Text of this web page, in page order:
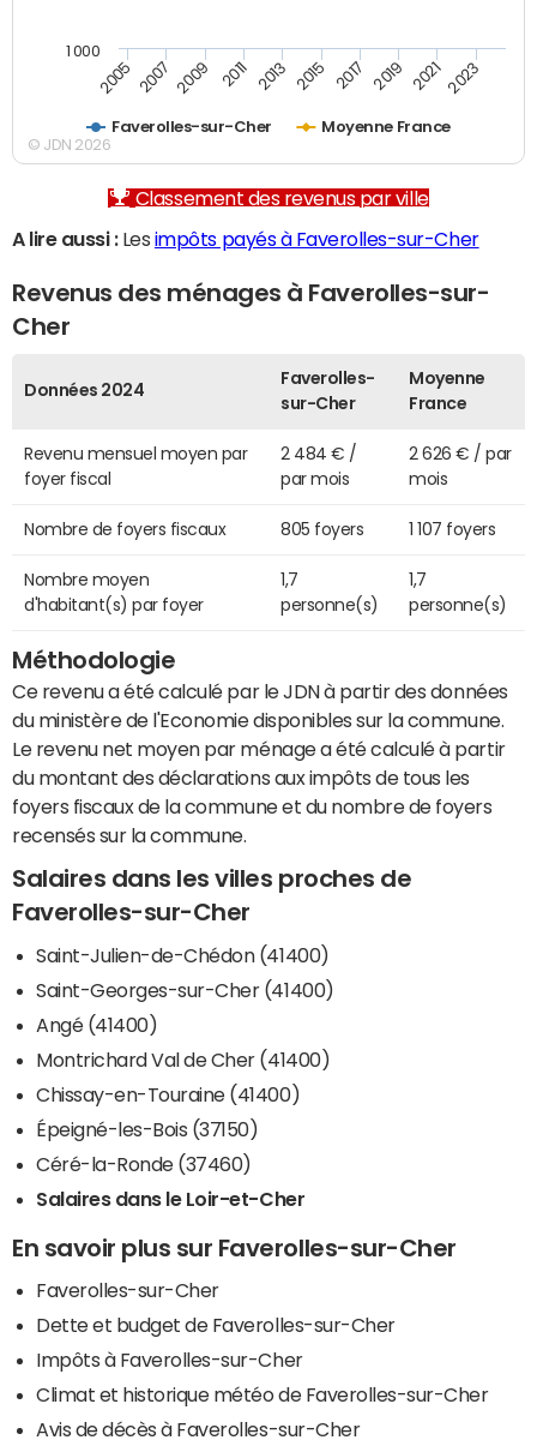
Faverolles-sur-Cher Moyenne France
2005 2007 2009 2011 2013 2015 2017 2019 2021 2023
1 000
© JDN 2026
Classement des revenus par ville
A lire aussi :Les impôts payés à Faverolles-sur-Cher
Revenus des ménages à Faverolles-sur-
Cher
Données 2024
Faverolles-
sur-Cher
Moyenne
France
Revenu mensuel moyen par
foyer fiscal
2 484 € /
par mois
2 626 € / par
mois
Nombre de foyers fiscaux 805 foyers 1 107 foyers
Nombre moyen
d'habitant(s) par foyer
1,7
personne(s)
1,7
personne(s)
Méthodologie
Ce revenu a été calculé par le JDN à partir des données
du ministère de l'Economie disponibles sur la commune.
Le revenu net moyen par ménage a été calculé à partir
du montant des déclarations aux impôts de tous les
foyers fiscaux de la commune et du nombre de foyers
recensés sur la commune.
Salaires dans les villes proches de
Faverolles-sur-Cher
Saint-Julien-de-Chédon (41400)
Saint-Georges-sur-Cher (41400)
Angé (41400)
Montrichard Val de Cher (41400)
Chissay-en-Touraine (41400)
Épeigné-les-Bois (37150)
Céré-la-Ronde (37460)
Salaires dans le Loir-et-Cher
En savoir plus sur Faverolles-sur-Cher
Faverolles-sur-Cher
Dette et budget de Faverolles-sur-Cher
Impôts à Faverolles-sur-Cher
Climat et historique météo de Faverolles-sur-Cher
Avis de décès à Faverolles-sur-Cher